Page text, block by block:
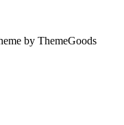
by ThemeGoods